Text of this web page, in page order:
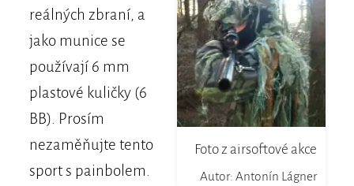
Foto z airsoftové akce
Autor: Antonín Lágner
reálných zbraní, a
jako munice se
používají 6 mm
plastové kuličky (6
BB). Prosím
nezaměňujte tento
sport s painbolem.